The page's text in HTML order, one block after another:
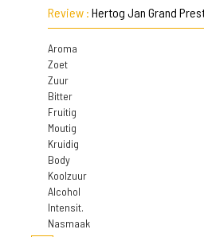
Review : Hertog Jan Grand
Aroma
Zoet
Zuur
Bitter
Fruitig
Moutig
Kruidig
Body
Koolzuur
Alcohol
Intensit.
Nasmaak